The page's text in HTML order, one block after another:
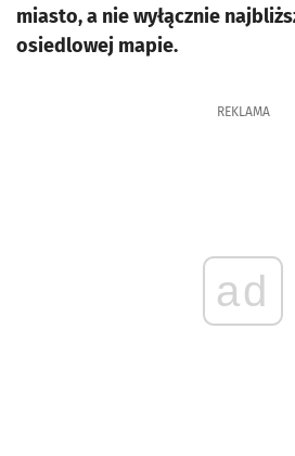
miasto, a nie wyłącznie
osiedlowej mapie.
REKLAMA
ad